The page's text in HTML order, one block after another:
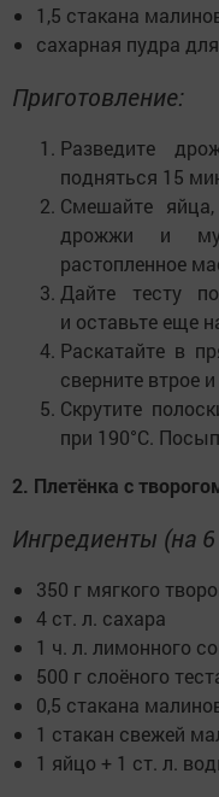
1,5 стакана
сахарная пудра
Приготовление:
Разведите
подняться 15
Смешайте
дрожжи и
растопленное
Дайте тесту
и оставьте еще
Раскатайте в
сверните втрое
Скрутите
при 190°C.
2. Плетёнка с
Ингредиенты (на
350 г мягкого
4 ст. л. сахара
1 ч. л. лимонного
500 г слоёного
0,5 стакана
1 стакан свежей
1 яйцо + 1 ст. л.